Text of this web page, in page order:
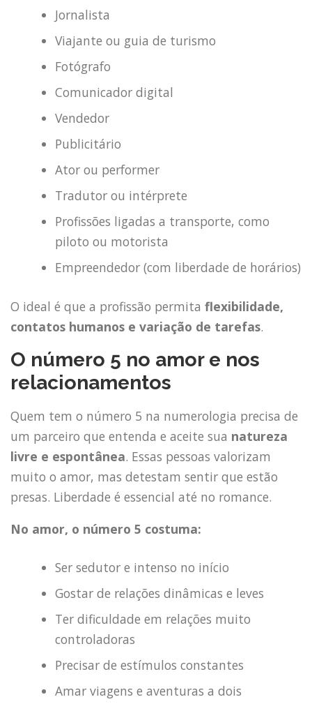
Jornalista
Viajante ou guia de turismo
Fotógrafo
Comunicador digital
Vendedor
Publicitário
Ator ou performer
Tradutor ou intérprete
Profissões ligadas a transporte, como
piloto ou motorista
Empreendedor (com liberdade de horários)
O ideal é que a profissão permita flexibilidade,
contatos humanos e variação de tarefas.
O número 5 no amor e nos
relacionamentos
Quem tem o número 5 na numerologia precisa de
um parceiro que entenda e aceite sua natureza
livre e espontânea. Essas pessoas valorizam
muito o amor, mas detestam sentir que estão
presas. Liberdade é essencial até no romance.
No amor, o número 5 costuma:
Ser sedutor e intenso no início
Gostar de relações dinâmicas e leves
Ter dificuldade em relações muito
controladoras
Precisar de estímulos constantes
Amar viagens e aventuras a dois